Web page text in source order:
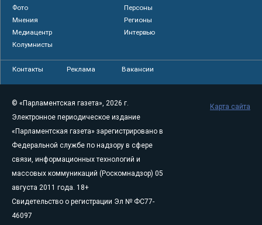
Фото
Персоны
Мнения
Регионы
Медиацентр
Интервью
Колумнисты
Контакты Реклама Вакансии
© «Парламентская газета», 2026 г.
Электронное периодическое издание
«Парламентская газета» зарегистрировано в
Федеральной службе по надзору в сфере
связи, информационных технологий и
массовых коммуникаций (Роскомнадзор) 05
августа 2011 года. 18+
Свидетельство о регистрации Эл № ФС77-
46097
Карта сайта